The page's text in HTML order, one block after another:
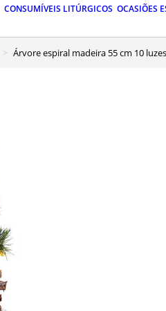
CONSUMÍVEIS LITÚRGICOS OCASIÕES
Árvore espiral madeira 55 cm 10